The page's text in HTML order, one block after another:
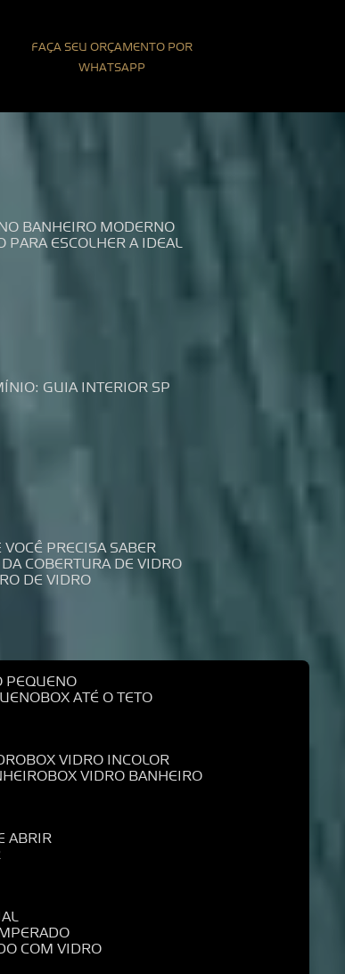
FAÇA SEU ORÇAMENTO POR
WHATSAPP
BANHEIRO MODERNO
PARA ESCOLHER A IDEAL
GUIA INTERIOR SP
PRECISA SABER
COBERTURA DE VIDRO
DE VIDRO
PEQUENO
BOX ATÉ O TETO
BOX VIDRO INCOLOR
BOX VIDRO BANHEIRO
ABRIR
COM VIDRO